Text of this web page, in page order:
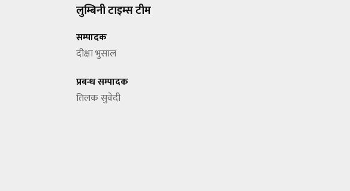
लुम्बिनी टाइम्स टीम
सम्पादक
दीक्षा भुसाल
प्रबन्ध सम्पादक
तिलक सुवेदी